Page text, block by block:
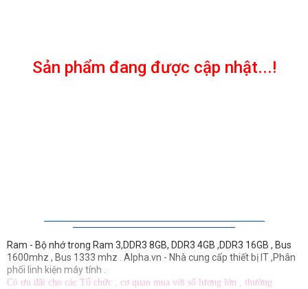
Sản phẩm đang được cập nhật...!
Ram - Bộ nhớ trong Ram 3,DDR3 8GB, DDR3 4GB ,DDR3 16GB , Bus
1600mhz , Bus 1333 mhz . Alpha.vn - Nhà cung cấp thiết bị IT ,Phân
phối linh kiện máy tính .
Có ưu đãi cho các Tổ chức , cơ quan mua với số lượng lớn , thường